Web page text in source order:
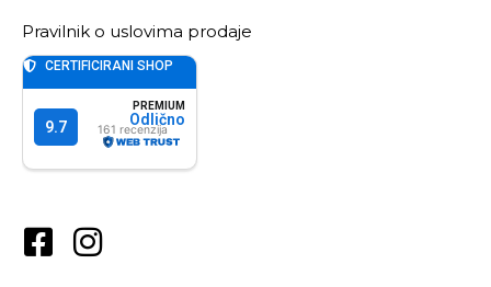
Pravilnik o uslovima prodaje